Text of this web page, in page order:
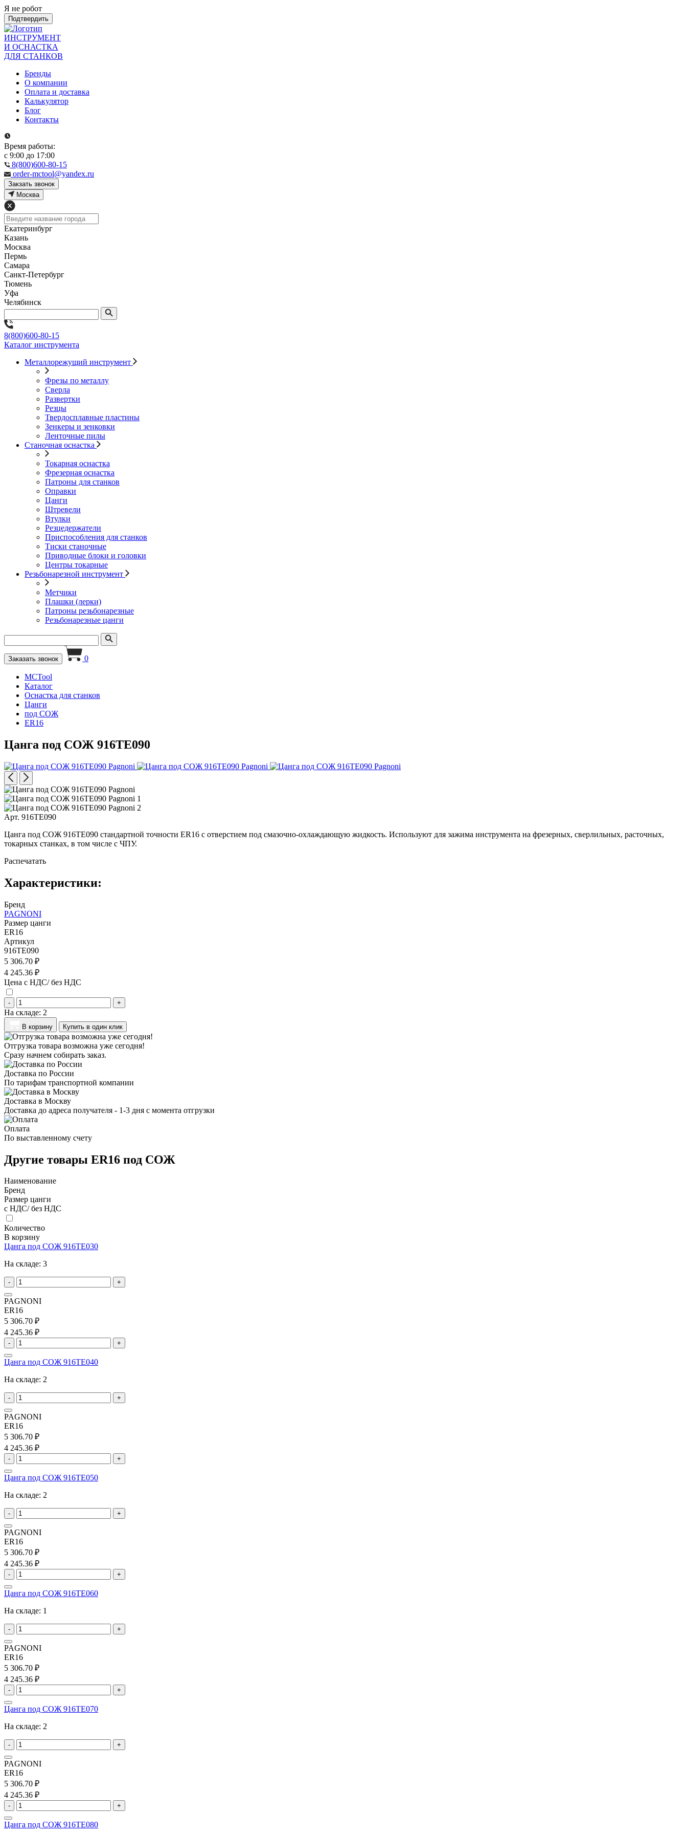
Я не робот
Подтвердить
ИНСТРУМЕНТ
И ОСНАСТКА
ДЛЯ СТАНКОВ
Бренды
О компании
Оплата и доставка
Калькулятор
Блог
Контакты
Время работы:
с 9:00 до 17:00
8(800)600-80-15
order-mctool@yandex.ru
Закзать звонок
Москва
Екатеринбург
Казань
Москва
Пермь
Самара
Санкт-Петербург
Тюмень
Уфа
Челябинск
8(800)600-80-15
Каталог инструмента
Металлорежущий инструмент
Фрезы по металлу
Сверла
Развертки
Резцы
Твердосплавные пластины
Зенкеры и зенковки
Ленточные пилы
Станочная оснастка
Токарная оснастка
Фрезерная оснастка
Патроны для станков
Оправки
Цанги
Штревели
Втулки
Резцедержатели
Приспособления для станков
Тиски станочные
Приводные блоки и головки
Центры токарные
Резьбонарезной инструмент
Метчики
Плашки (лерки)
Патроны резьбонарезные
Резьбонарезные цанги
Заказать звонок 0
MCTool
Каталог
Оснастка для станков
Цанги
под СОЖ
ER16
Цанга под СОЖ 916TE090
Арт. 916TE090
Цанга под СОЖ 916TE090 стандартной точности ER16 с отверстием под смазочно-охлаждающую жидкость. Используют для зажима инструмента на фрезерных, сверлильных, расточных,
токарных станках, в том числе с ЧПУ.
Распечатать
Характеристики:
Бренд
PAGNONI
Размер цанги
ER16
Артикул
916TE090
5 306.70 ₽
4 245.36 ₽
Цена с НДС/ без НДС
- +
На складе: 2
В корзину Купить в один клик
Отгрузка товара возможна уже сегодня!
Сразу начнем собирать заказ.
Доставка по России
По тарифам транспортной компании
Доставка в Москву
Доставка до адреса получателя - 1-3 дня с момента отгрузки
Оплата
По выставленному счету
Другие товары ER16 под СОЖ
Наименование
Бренд
Размер цанги
с НДС/ без НДС
Количество
В корзину
Цанга под СОЖ 916TE030
На складе: 3
- +
PAGNONI
ER16
5 306.70 ₽
4 245.36 ₽
- +
Цанга под СОЖ 916TE040
На складе: 2
- +
PAGNONI
ER16
5 306.70 ₽
4 245.36 ₽
- +
Цанга под СОЖ 916TE050
На складе: 2
- +
PAGNONI
ER16
5 306.70 ₽
4 245.36 ₽
- +
Цанга под СОЖ 916TE060
На складе: 1
- +
PAGNONI
ER16
5 306.70 ₽
4 245.36 ₽
- +
Цанга под СОЖ 916TE070
На складе: 2
- +
PAGNONI
ER16
5 306.70 ₽
4 245.36 ₽
- +
Цанга под СОЖ 916TE080